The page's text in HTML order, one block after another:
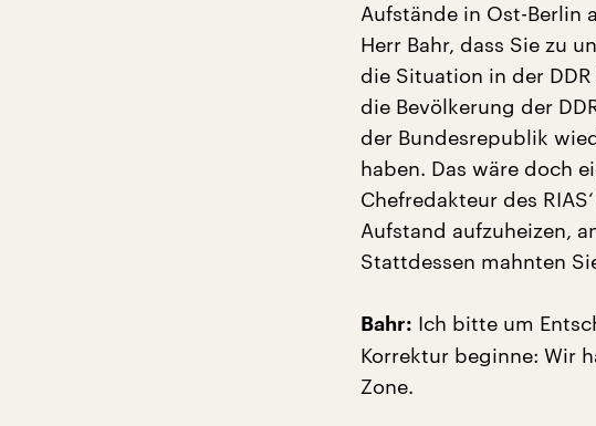
Aufstände in Ost-Berlin
Herr Bahr, dass Sie zu
die Situation in der
die Bevölkerung der
der Bundesrepublik
haben. Das wäre doch
Chefredakteur des
Aufstand aufzuheizen,
Stattdessen mahnten
Bahr: Ich bitte um
Korrektur beginne: Wir
Zone.